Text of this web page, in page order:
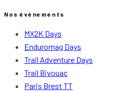
Nos événements
MX2K Days
Enduromag Days
Trail Adventure Days
Trail Bivouac
Paris Brest TT